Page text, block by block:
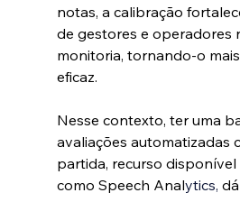
notas, a calibração
de gestores e operadores
monitoria, tornando-o
eficaz.
Nesse contexto, ter uma
avaliações automatizadas
partida, recurso disponível
como Speech Analytics,